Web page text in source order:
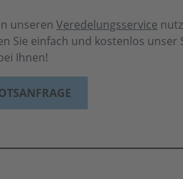
unseren Veredelungsservice
Sie einfach und kostenlos unser
Ihnen!